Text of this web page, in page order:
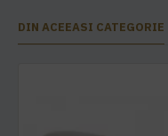
DIN ACEEASI CATEGORIE